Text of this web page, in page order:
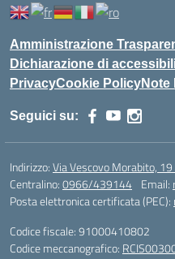
Amministrazione
Dichiarazione di
PrivacyCookie PolicyNote
Seguici su:
Indirizzo:Via Vescovo Morabito,
Centralino:0966/439144 Email:
Posta elettronica certificata (PEC):
Codice fiscale: 91000410802
Codice meccanografico: